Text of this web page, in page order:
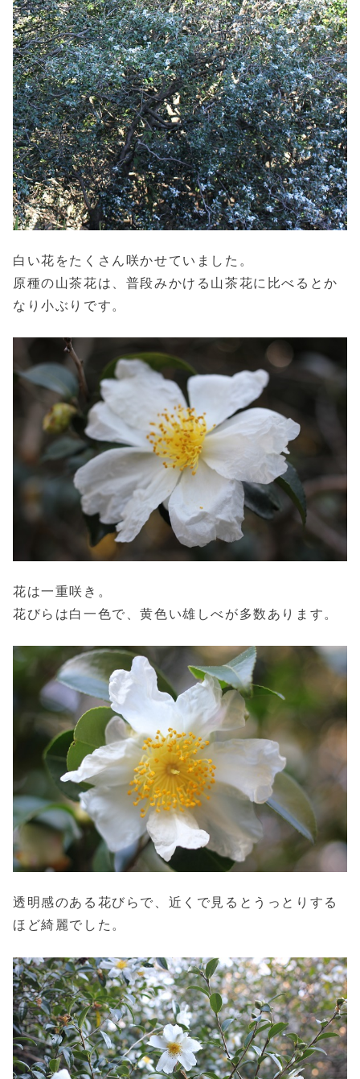
白い花をたくさん咲かせていました。
原種の山茶花は、普段みかける山茶花に比べるとか
なり小ぶりです。
花は一重咲き。
花びらは白一色で、黄色い雄しべが多数あります。
透明感のある花びらで、近くで見るとうっとりする
ほど綺麗でした。